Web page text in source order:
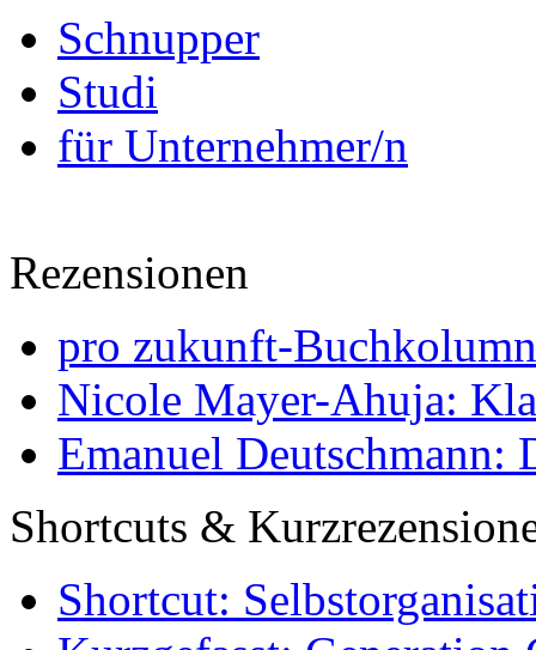
Schnupper
Studi
für Unternehmer/n
Rezensionen
pro zukunft-
Nicole Mayer-Ahuja:
Emanuel Deutschmann:
Shortcuts &
Shortcut: